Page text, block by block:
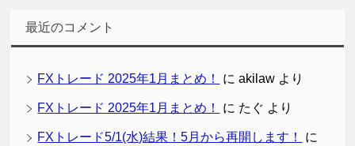
最近のコメント
FXトレード 2025年1月まとめ！ にakilaw より
FXトレード 2025年1月まとめ！ に たぐ より
FXトレード5/1(水)結果！5月から再開します！
に